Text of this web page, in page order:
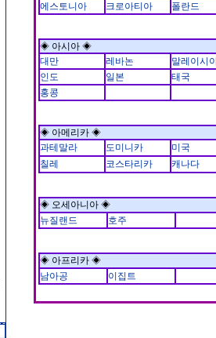
에스토니아
크로아티아 폴란드
◈ 아시아 ◈
대만
레바논
말레이시
인도
일본
태국
홍콩
◈ 아메리카 ◈
과테말라
도미니카
미국
칠레
코스타리카 캐나다
◈ 오세아니아 ◈
뉴질랜드
호주
◈ 아프리카 ◈
남아공
이집트